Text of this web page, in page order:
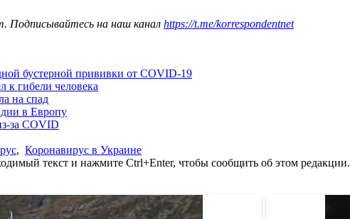
Подписывайтесь на наш канал https://t.me/korrespondentnet
бустерной прививки от COVID-19
гибели человека
на спад
в Европу
за COVID
, Коронавирус в Украине
текст и нажмите Ctrl+Enter, чтобы сообщить об этом редакции.